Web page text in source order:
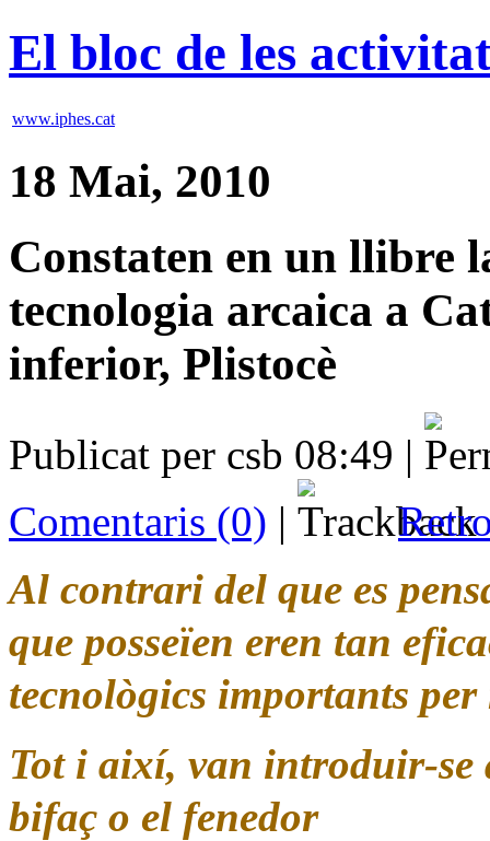
El bloc de les
www.iphes.cat
18 Mai, 2010
Constaten en un llibre
tecnologia arcaica a
inferior, Plistocè
Publicat per csb 08:49 |
Comentaris (0) |
Al contrari del que es
que posseïen eren tan
tecnològics importants
Tot i així, van introduir-se
bifaç o el fenedor